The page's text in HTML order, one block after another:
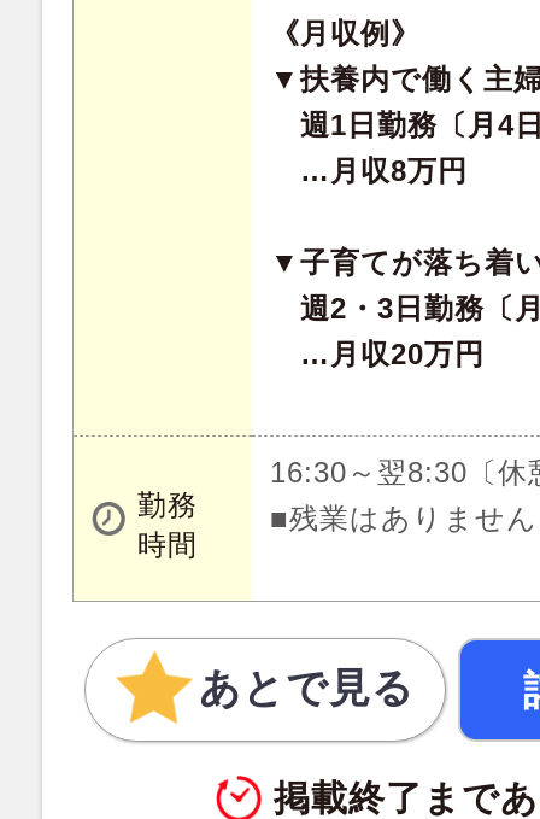
《月収例》
▼扶養内で働く主
週1日勤務〔月4
…月収8万円
▼子育てが落ち着
週2・3日勤務〔
…月収20万円
勤務
時間
16:30～翌8:30〔休
■残業はありませ
あとで見る
掲載終了まで